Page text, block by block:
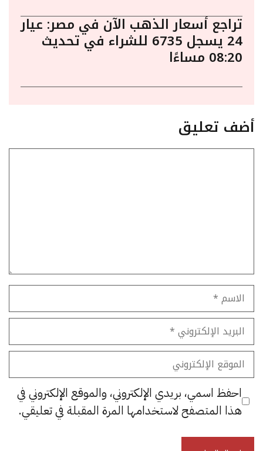
تراجع أسعار الذهب الآن في مصر: عيار
24 يسجل 6735 للشراء في تحديث
08:20 مساءًا
أضف تعليق
الاسم
البريد
الإلكتروني
الموقع
الإلكتروني
احفظ اسمي، بريدي الإلكتروني، والموقع الإلكتروني في
هذا المتصفح لاستخدامها المرة المقبلة في تعليقي.